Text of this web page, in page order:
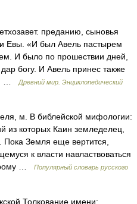
преданию, сыновья
Евы. «И был Авель пастырем
И было по прошествии дней,
богу. И Авель принес также
…
Древний мир. Энциклопедический
м. В библейской мифологии:
которых Каин земледелец,
Земля еще вертится,
к власти навластвоваться
…
Популярный словарь русского